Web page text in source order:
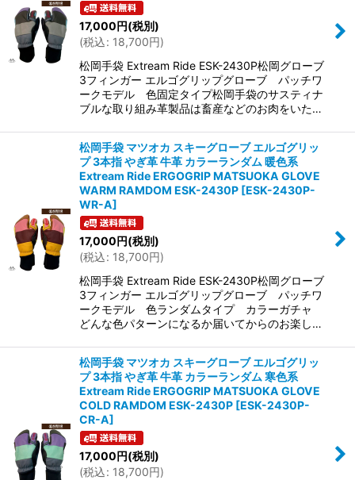
17,000円(税別)
(税込: 18,700円)
松岡手袋 Extream Ride ESK-2430P松岡グローブ
3フィンガー エルゴグリップグローブ パッチワ
ークモデル 色固定タイプ松岡手袋のサスティナ
ブルな取り組み革製品は畜産などのお肉をいた…
松岡手袋 マツオカ スキーグローブ エルゴグリッ
プ 3本指 やぎ革 牛革 カラーランダム 暖色系
Extream Ride ERGOGRIP MATSUOKA GLOVE
WARM RAMDOM ESK-2430P [ESK-2430P-
WR-A]
17,000円(税別)
(税込: 18,700円)
松岡手袋 Extream Ride ESK-2430P松岡グローブ
3フィンガー エルゴグリップグローブ パッチワ
ークモデル 色ランダムタイプ カラーガチャ
どんな色パターンになるか届いてからのお楽し…
松岡手袋 マツオカ スキーグローブ エルゴグリッ
プ 3本指 やぎ革 牛革 カラーランダム 寒色系
Extream Ride ERGOGRIP MATSUOKA GLOVE
COLD RAMDOM ESK-2430P [ESK-2430P-
CR-A]
17,000円(税別)
(税込: 18,700円)